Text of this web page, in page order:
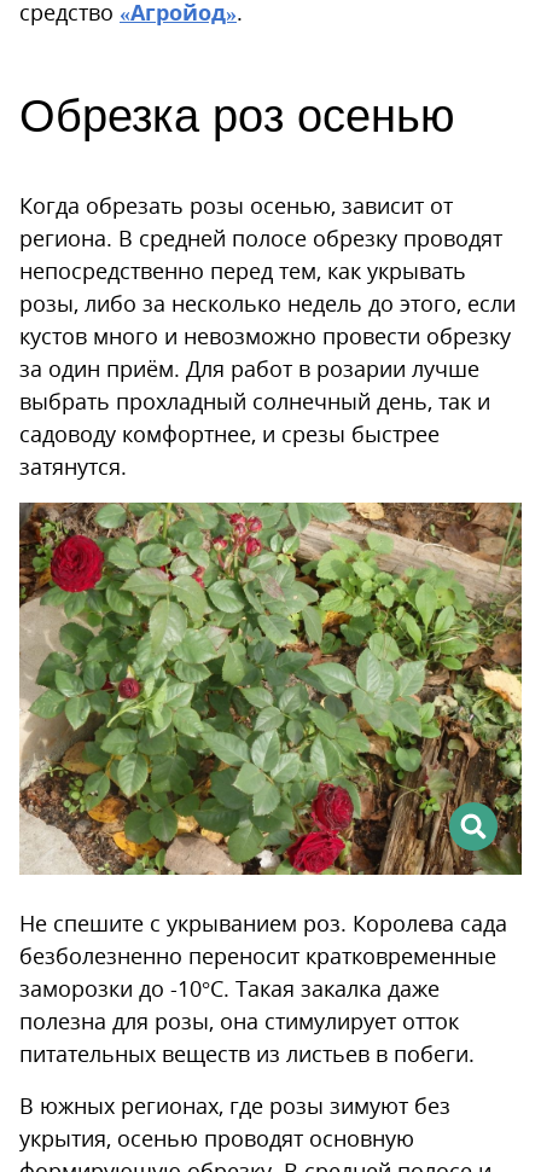
средство «Агройод».
Обрезка роз осенью
Когда обрезать розы осенью, зависит от
региона. В средней полосе обрезку проводят
непосредственно перед тем, как укрывать
розы, либо за несколько недель до этого, если
кустов много и невозможно провести обрезку
за один приём. Для работ в розарии лучше
выбрать прохладный солнечный день, так и
садоводу комфортнее, и срезы быстрее
затянутся.
Не спешите с укрыванием роз. Королева сада
безболезненно переносит кратковременные
заморозки до -10°С. Такая закалка даже
полезна для розы, она стимулирует отток
питательных веществ из листьев в побеги.
В южных регионах, где розы зимуют без
укрытия, осенью проводят основную